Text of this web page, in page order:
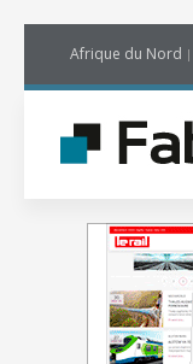
Afrique du Nord